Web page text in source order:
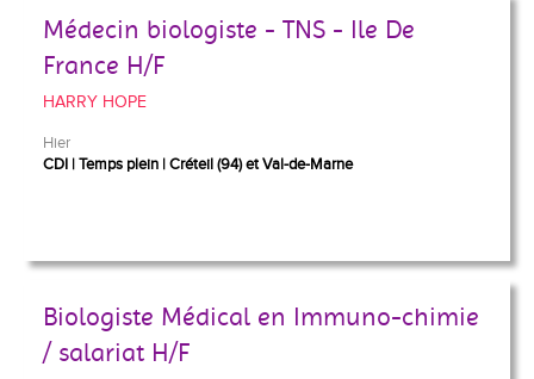
Médecin biologiste - TNS - Ile De
France H/F
HARRY HOPE
Hier
CDI Temps plein Créteil (94) et Val-de-Marne
Biologiste Médical en Immuno-chimie
/ salariat H/F